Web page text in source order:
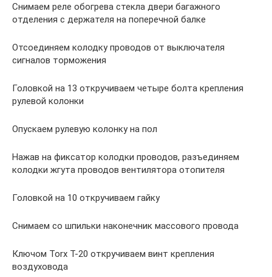
Снимаем реле обогрева стекла двери багажного
отделения с держателя на поперечной балке
Отсоединяем колодку проводов от выключателя
сигналов торможения
Головкой на 13 откручиваем четыре болта крепления
рулевой колонки
Опускаем рулевую колонку на пол
Нажав на фиксатор колодки проводов, разъединяем
колодки жгута проводов вентилятора отопителя
Головкой на 10 откручиваем гайку
Снимаем со шпильки наконечник массового провода
Ключом Torx T-20 откручиваем винт крепления
воздуховода